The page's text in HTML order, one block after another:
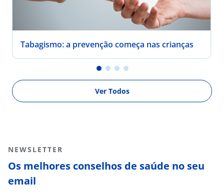
Tabagismo: a prevenção começa nas crianças
Ver Todos
NEWSLETTER
Os melhores conselhos de saúde no seu
email